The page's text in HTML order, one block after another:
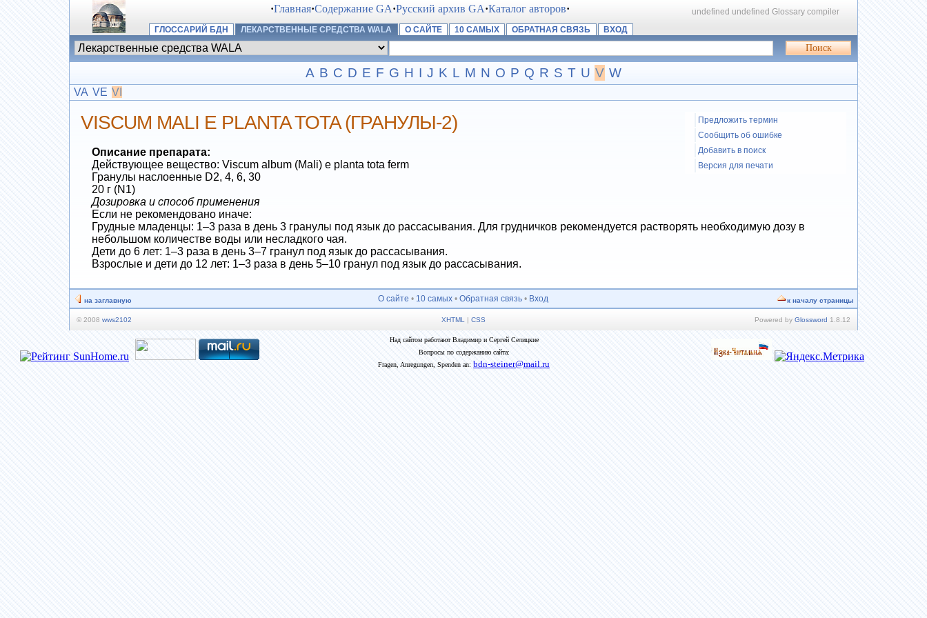
·Главная·Содержание GA·Русский архив GA·Каталог авторов· undefined undefined Glossary compiler
ГЛОССАРИЙ БДН
ЛЕКАРСТВЕННЫЕ СРЕДСТВА WALA О САЙТЕ 10 САМЫХ ОБРАТНАЯ СВЯЗЬ ВХОД
A B C D E F G H I J K L M N O P Q R S T U V W
VA VE VI
Предложить термин
Сообщить об ошибке
Добавить в поиск
Версия для печати
VISCUM MALI E PLANTA TOTA (ГРАНУЛЫ-2)
Описание препарата:
Действующее вещество: Viscum album (Mali) e planta tota ferm
Гранулы наслоенные D2, 4, 6, 30
20 г (N1)
Дозировка и способ применения
Если не рекомендовано иначе:
Грудные младенцы: 1–3 раза в день 3 гранулы под язык до рассасывания. Для грудничков рекомендуется растворять необходимую дозу в
небольшом количестве воды или несладкого чая.
Дети до 6 лет: 1–3 раза в день 3–7 гранул под язык до рассасывания.
Взрослые и дети до 12 лет: 1–3 раза в день 5–10 гранул под язык до рассасывания.
на заглавную О сайте • 10 самых •Обратная связь • Вход к началу страницы
© 2008 wws2102 XHTML | CSS Powered by Glossword 1.8.12
Над сайтом работают Владимир и Сергей Селицкие
Вопросы по содержанию сайта:
Fragen, Anregungen, Spenden an:bdn-steiner@mail.ru